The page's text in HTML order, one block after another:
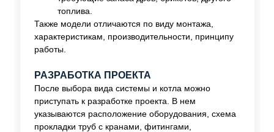
топлива.
Также модели отличаются по виду монтажа,
характеристикам, производительности, принципу
работы.
РАЗРАБОТКА ПРОЕКТА
После выбора вида системы и котла можно
приступать к разработке проекта. В нем
указываются расположение оборудования, схема
прокладки труб с кранами, фитингами,